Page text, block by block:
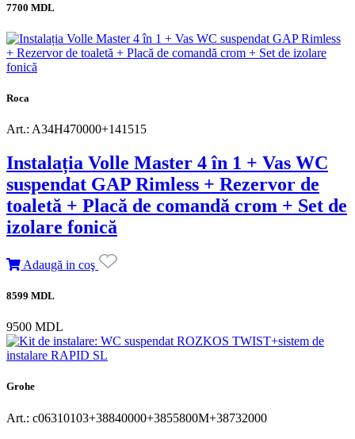
7700 MDL
Roca
Art.: A34H470000+141515
Instalația Volle Master 4 în 1 + Vas WC
suspendat GAP Rimless + Rezervor de
toaletă + Placă de comandă crom + Set de
izolare fonică
Adaugă in coş
8599 MDL
9500 MDL
Grohe
Art.: c06310103+38840000+3855800M+38732000